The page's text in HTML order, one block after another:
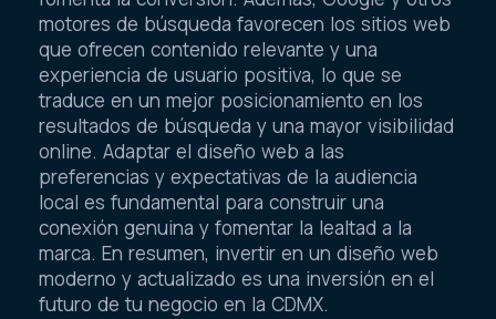
motores de búsqueda favorecen los sitios web
que ofrecen contenido relevante y una
experiencia de usuario positiva, lo que se
traduce en un mejor posicionamiento en los
resultados de búsqueda y una mayor visibilidad
online. Adaptar el diseño web a las
preferencias y expectativas de la audiencia
local es fundamental para construir una
conexión genuina y fomentar la lealtad a la
marca. En resumen, invertir en un diseño web
moderno y actualizado es una inversión en el
futuro de tu negocio en la CDMX.